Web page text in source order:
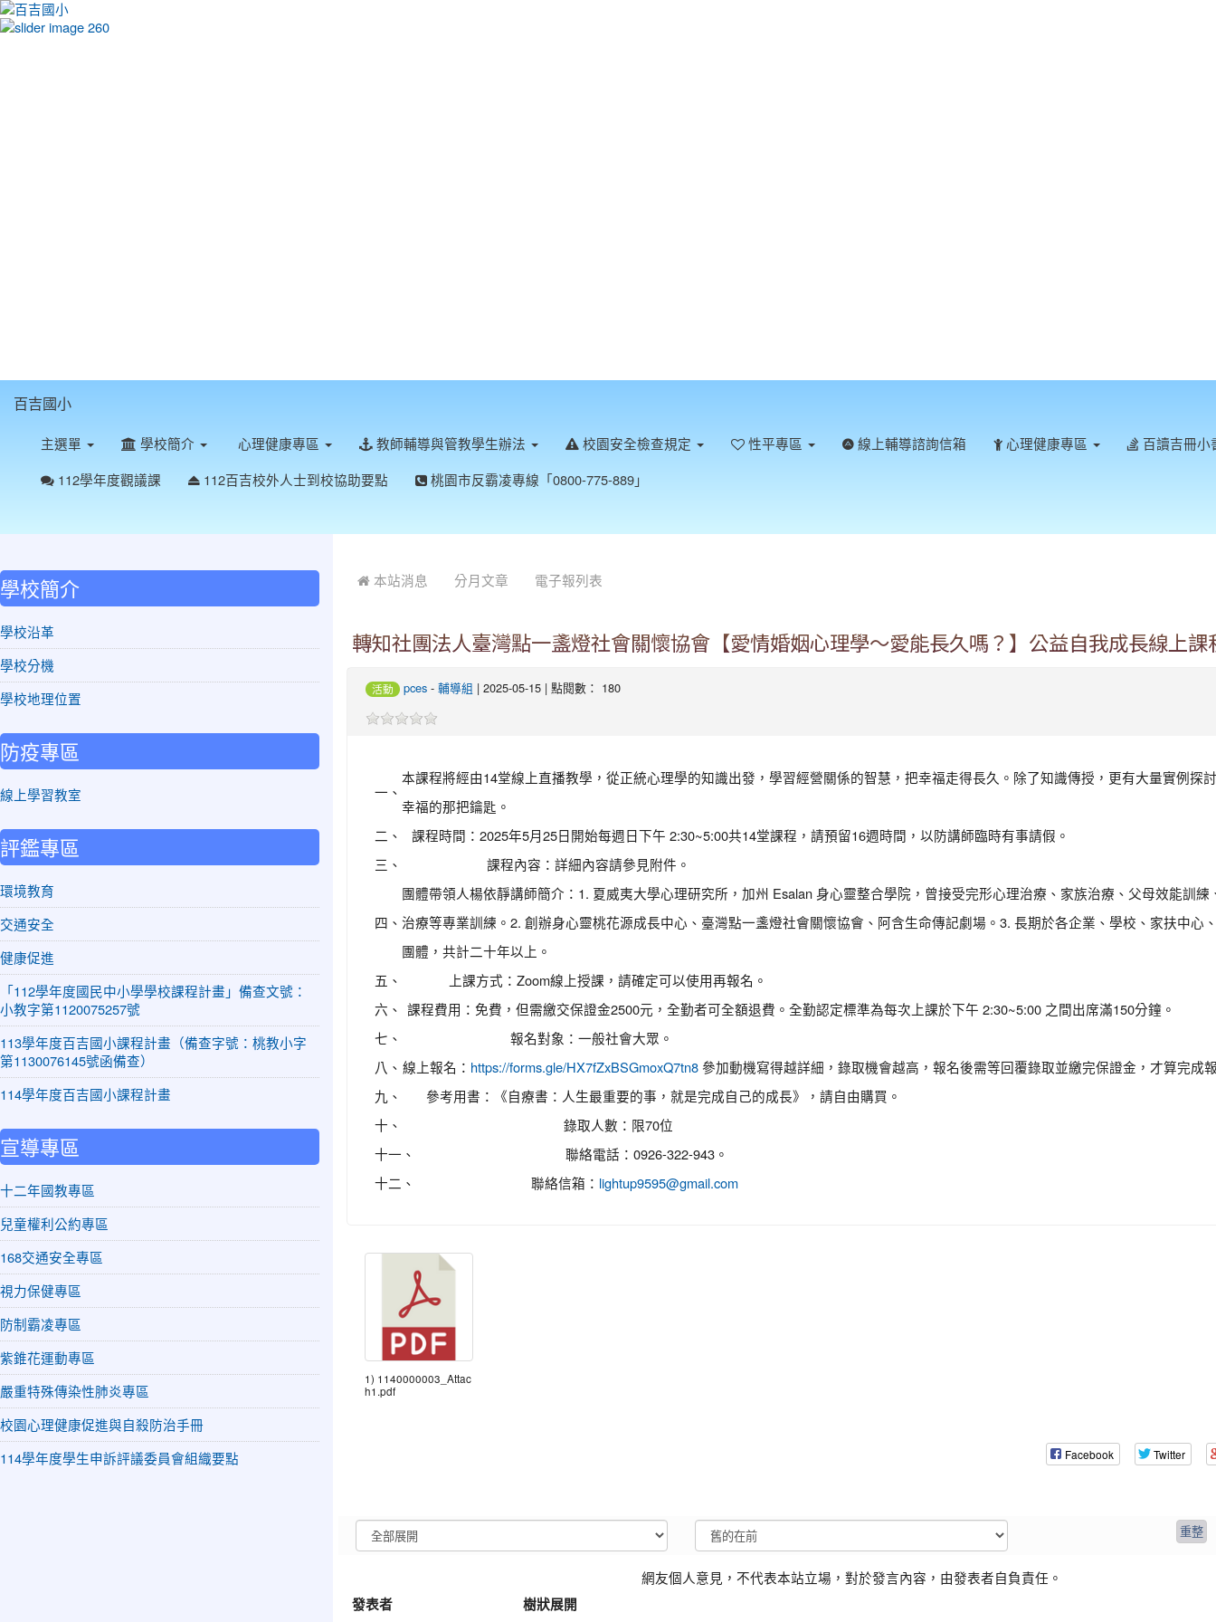
百吉國小
主選單 學校簡介 心理健康專區 教師輔導與管教學生辦法 校園安全檢查規定 性平專區 線上輔導諮詢信箱 心理健康專區
百讀吉冊小
112學年度觀議課
112百吉校外人士到校協助要點 桃園市反霸凌專線「0800-775-889」
本站消息 分月文章 電子報列表
轉知社團法人臺灣點一盞燈社會關懷協會【愛情婚姻心理學〜愛能長久嗎？】公益自我成長線上課
活動 pces- 輔導組 | 2025-05-15 | 點閱數： 180
一、
本課程將經由14堂線上直播教學，從正統心理學的知識出發，學習經營關係的智慧，把幸福走得長久。除了知識傳授，更有大量實例探
幸福的那把鑰匙。
二、
課程時間：2025年5月25日開始每週日下午 2:30~5:00共14堂課程，請預留16週時間，以防講師臨時有事請假。
三、
課程內容：詳細內容請參見附件。
四、
團體帶領人楊依靜講師簡介：1. 夏威夷大學心理研究所，加州 Esalan 身心靈整合學院，曾接受完形心理治療、家族治療、父母效能訓練
治療等專業訓練。2. 創辦身心靈桃花源成長中心、臺灣點一盞燈社會關懷協會、阿含生命傳記劇場。3. 長期於各企業、學校、家扶中心
團體，共計二十年以上。
五、
上課方式：Zoom線上授課，請確定可以使用再報名。
六、 課程費用：免費，但需繳交保證金2500元，全勤者可全額退費。全勤認定標準為每次上課於下午 2:30~5:00 之間出席滿150分鐘。
七、
報名對象：一般社會大眾。
八、 線上報名： https://forms.gle/HX7fZxBSGmoxQ7tn8參加動機寫得越詳細，錄取機會越高，報名後需等回覆錄取並繳完保證金，才算完成
九、
參考用書：《自療書：人生最重要的事，就是完成自己的成長》，請自由購買。
十、
錄取人數：限70位
十一、
聯絡電話：0926-322-943。
十二、
聯絡信箱： lightup9595@gmail.com
1) 1140000003_Attac
h1.pdf
Facebook Twitter
網友個人意見，不代表本站立場，對於發言內容，由發表者自負責任。
發表者
樹狀展開
學校簡介
學校沿革
學校分機
學校地理位置
防疫專區
線上學習教室
評鑑專區
環境教育
交通安全
健康促進
「112學年度國民中小學學校課程計畫」備查文號：
小教字第1120075257號
113學年度百吉國小課程計畫（備查字號：桃教小字
第1130076145號函備查）
114學年度百吉國小課程計畫
宣導專區
十二年國教專區
兒童權利公約專區
168交通安全專區
視力保健專區
防制霸凌專區
紫錐花運動專區
嚴重特殊傳染性肺炎專區
校園心理健康促進與自殺防治手冊
114學年度學生申訴評議委員會組織要點